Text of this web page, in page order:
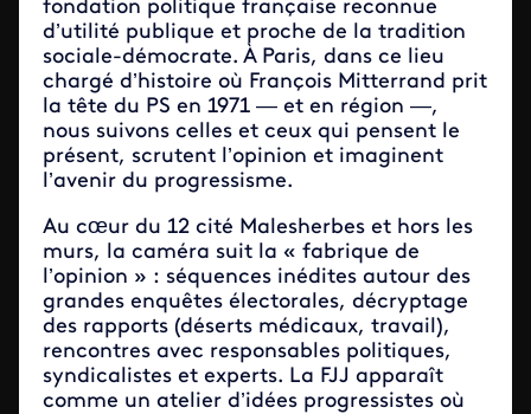
fondation politique française reconnue
d’utilité publique et proche de la tradition
sociale-démocrate. À Paris, dans ce lieu
chargé d’histoire où François Mitterrand prit
la tête du PS en 1971 — et en région —,
nous suivons celles et ceux qui pensent le
présent, scrutent l’opinion et imaginent
l’avenir du progressisme.
Au cœur du 12 cité Malesherbes et hors les
murs, la caméra suit la « fabrique de
l’opinion » : séquences inédites autour des
grandes enquêtes électorales, décryptage
des rapports (déserts médicaux, travail),
rencontres avec responsables politiques,
syndicalistes et experts. La FJJ apparaît
comme un atelier d’idées progressistes où